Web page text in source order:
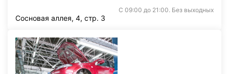
С 09:00 до 21:00. Без выходных
Сосновая аллея, 4, стр. 3